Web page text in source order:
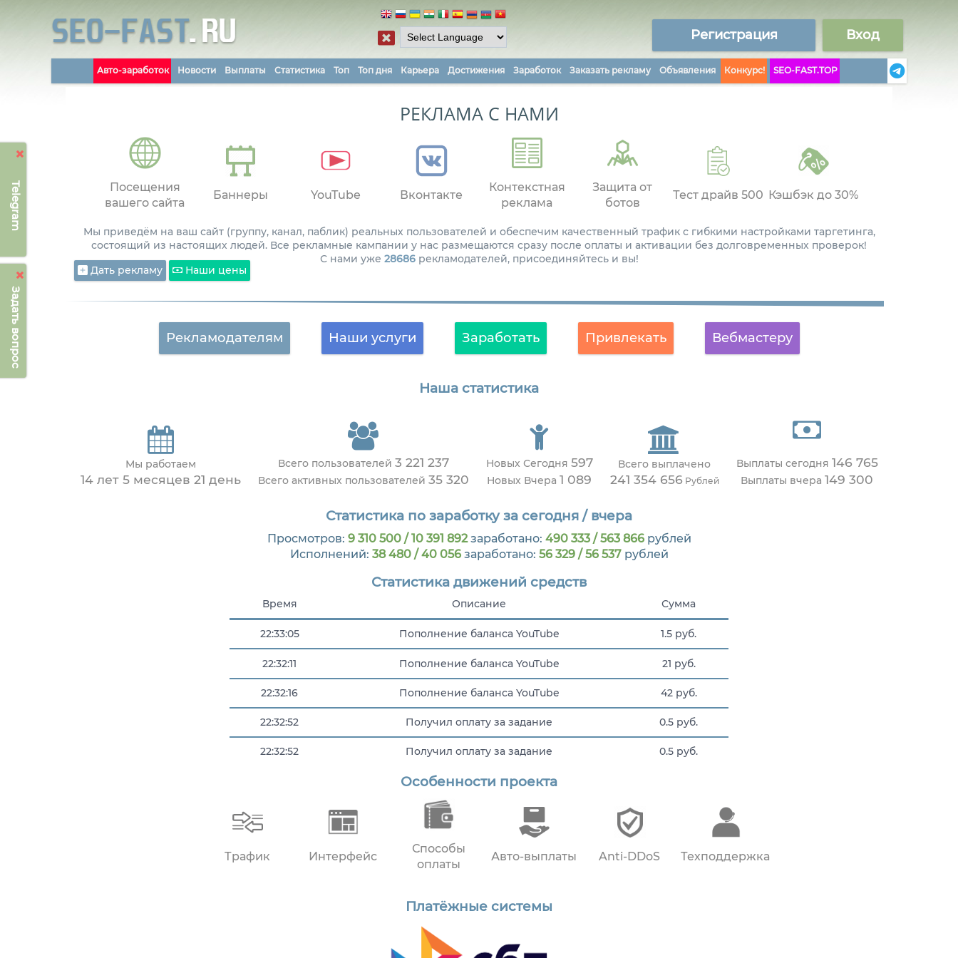
Telegram
Задать вопрос
Регистрация Вход
Авто-заработок Новости Выплаты Статистика Топ Топ дня Карьера Достижения Заработок Заказать рекламу Объявления Конкурс! SEO-FAST.TOP
РЕКЛАМА С НАМИ
Посещения
вашего сайта
Баннеры YouTube Вконтакте
Контекстная
реклама
Защита от
ботов
Тест драйв 500 Кэшбэк до 30%
Мы приведём на ваш сайт (группу, канал, паблик) реальных пользователей и обеспечим качественный трафик с гибкими настройками таргетинга,
состоящий из настоящих людей. Все рекламные кампании у нас размещаются сразу после оплаты и активации без долговременных проверок!
С нами уже 28686рекламодателей, присоединяйтесь и вы!
Дать рекламу
Наши цены
Рекламодателям Наши услуги Заработать Привлекать Вебмастеру
Наша статистика
Мы работаем
14 лет 5 месяцев 21 день
Всего пользователей 3 221 237
Всего активных пользователей 35 320
Новых Сегодня 597
Новых Вчера 1 089
Всего выплачено
241 354 656 Рублей
Выплаты сегодня 146 765
Выплаты вчера 149 300
Статистика по заработку за сегодня / вчера
Просмотров: 9 310 500 / 10 391 892заработано: 490 333 / 563 866рублей
Исполнений: 38 480 / 40 056заработано: 56 329 / 56 537рублей
Статистика движений средств
Время Описание Сумма
22:33:05 Пополнение баланса YouTube 1.5 руб.
22:32:11 Пополнение баланса YouTube 21 руб.
22:32:16 Пополнение баланса YouTube 42 руб.
22:32:52 Получил оплату за задание 0.5 руб.
22:32:52 Получил оплату за задание 0.5 руб.
Пополнение баланса YouTube
Особенности проекта
Трафик Интерфейс
Способы
оплаты
Авто-выплаты Anti-DDoS Техподдержка
Платёжные системы